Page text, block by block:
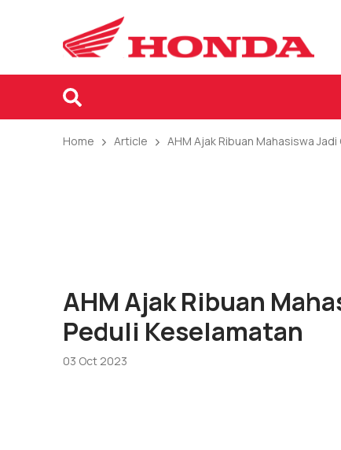
Home Article AHM Ajak Ribuan Mahasiswa
AHM Ajak Ribuan
Peduli Keselamatan
03 Oct 2023